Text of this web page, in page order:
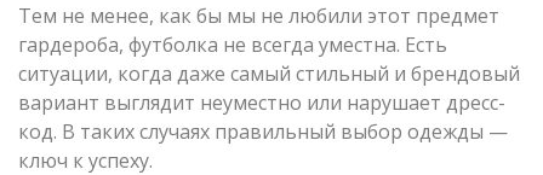
Тем не менее, как бы мы не любили этот предмет
гардероба, футболка не всегда уместна. Есть
ситуации, когда даже самый стильный и брендовый
вариант выглядит неуместно или нарушает дресс-
код. В таких случаях правильный выбор одежды —
ключ к успеху.